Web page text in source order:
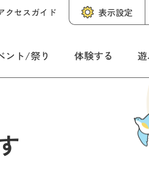
クセスガイド 表示設定
ント/祭り 体験する